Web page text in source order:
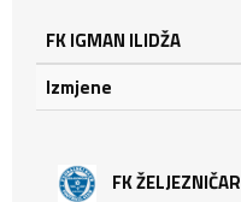
FK IGMAN ILIDŽA
Izmjene
FK ŽELJEZNIČAR